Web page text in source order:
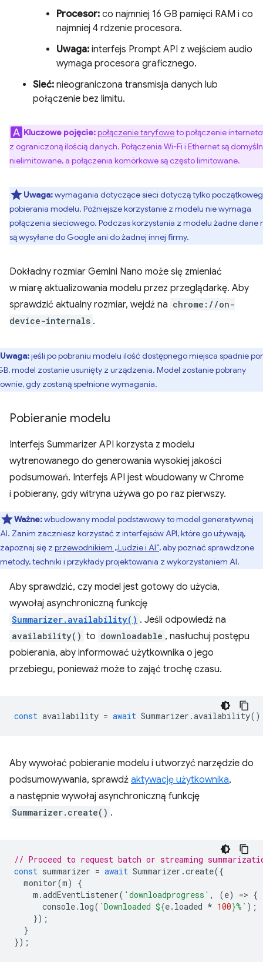
Procesor: co najmniej 16 GB pamięci RAM i co
najmniej 4 rdzenie procesora.
Uwaga: interfejs Prompt API z wejściem audio
wymaga procesora graficznego.
Sieć: nieograniczona transmisja danych lub
połączenie bez limitu.
Kluczowe pojęcie:połączenie taryfoweto połączenie
z ograniczoną ilością danych. Połączenia Wi-Fi i Ethernet są
nielimitowane, a połączenia komórkowe są często limitowane.
Uwaga:wymagania dotyczące sieci dotyczą tylko
pobierania modelu. Późniejsze korzystanie z modelu nie wymaga
połączenia sieciowego. Podczas korzystania z modelu żadne dane
są wysyłane do Google ani do żadnej innej firmy.
Dokładny rozmiar Gemini Nano może się zmieniać
w miarę aktualizowania modelu przez przeglądarkę. Aby
sprawdzić aktualny rozmiar, wejdź na chrome://on-
device-internals .
Uwaga:jeśli po pobraniu modelu ilość dostępnego miejsca spadnie
model zostanie usunięty z urządzenia. Model zostanie pobrany
gdy zostaną spełnione wymagania.
Pobieranie modelu
Interfejs Summarizer API korzysta z modelu
wytrenowanego do generowania wysokiej jakości
podsumowań. Interfejs API jest wbudowany w Chrome
i pobierany, gdy witryna używa go po raz pierwszy.
Ważne:wbudowany model podstawowy to model generatywnej
AI. Zanim zaczniesz korzystać z interfejsów API, które go używają,
zapoznaj się z przewodnikiem „Ludzie i AI”, aby poznać sprawdzone
metody, techniki i przykłady projektowania z wykorzystaniem AI.
Aby sprawdzić, czy model jest gotowy do użycia,
wywołaj asynchroniczną funkcję
Summarizer.availability() . Jeśli odpowiedź na
availability() to downloadable , nasłuchuj postępu
pobierania, aby informować użytkownika o jego
przebiegu, ponieważ może to zająć trochę czasu.
const availability = await Summarizer .availability
Aby wywołać pobieranie modelu i utworzyć narzędzie do
podsumowywania, sprawdź aktywację użytkownika,
a następnie wywołaj asynchroniczną funkcję
Summarizer.create() .
// Proceed to request batch or streaming
const summarizer = await Summarizer .create({
monitor(m)
{
m .addEventListener( 'downloadprogress' , (e) => {
console. log( `Downloaded ${e. loaded * 100}%` );
});
}
});